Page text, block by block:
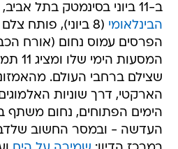
הפרסים עמוס נחום (אורח
המסעות
שצילם ברחבי העולם.
הארקטי, דרך שוניות
הימים הפתוחים, נחום משתף
העדשה - ובמסר החשוב
במרכז הדיון:שמירה על הים
שנמצאים בראש שרשרת
עטלפי ים